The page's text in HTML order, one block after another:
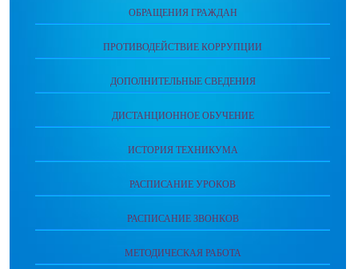
ОБРАЩЕНИЯ ГРАЖДАН
ПРОТИВОДЕЙСТВИЕ КОРРУПЦИИ
ДОПОЛНИТЕЛЬНЫЕ СВЕДЕНИЯ
ДИСТАНЦИОННОЕ ОБУЧЕНИЕ
ИСТОРИЯ ТЕХНИКУМА
РАСПИСАНИЕ УРОКОВ
РАСПИСАНИЕ ЗВОНКОВ
МЕТОДИЧЕСКАЯ РАБОТА